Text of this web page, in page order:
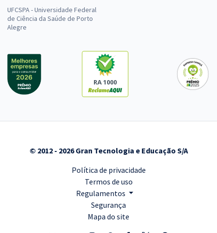
UFCSPA - Universidade Federal
de Ciência da Saúde de Porto
Alegre
RA 1000
© 2012 - 2026 Gran Tecnologia e Educação S/A
Política de privacidade
Termos de uso
Regulamentos
Segurança
Mapa do site